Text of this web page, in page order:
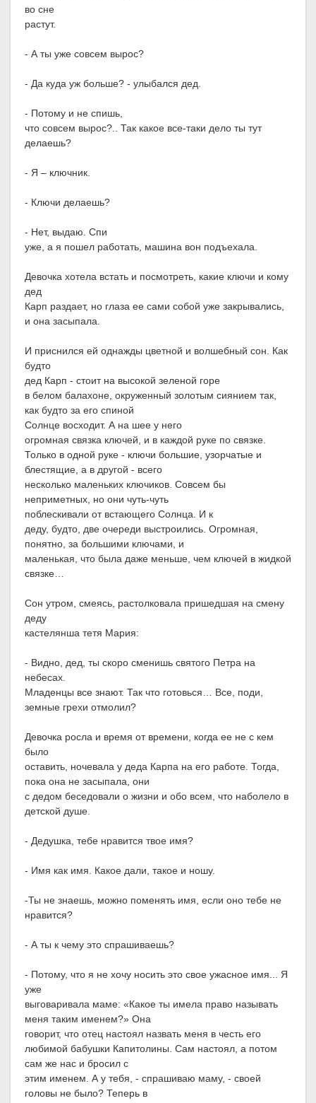
во сне
растут.
- А ты уже совсем вырос?
- Да куда уж больше? - улыбался дед.
- Потому и не спишь,
что совсем вырос?.. Так какое все-таки дело ты тут
делаешь?
- Я – ключник.
- Ключи делаешь?
- Нет, выдаю. Спи
уже, а я пошел работать, машина вон подъехала.
Девочка хотела встать и посмотреть, какие ключи и кому
дед
Карп раздает, но глаза ее сами собой уже закрывались,
и она засыпала.
И приснился ей однажды цветной и волшебный сон. Как
будто
дед Карп - стоит на высокой зеленой горе
в белом балахоне, окруженный золотым сиянием так,
как будто за его спиной
Солнце восходит. А на шее у него
огромная связка ключей, и в каждой руке по связке.
Только в одной руке - ключи большие, узорчатые и
блестящие, а в другой - всего
несколько маленьких ключиков. Совсем бы
неприметных, но они чуть-чуть
поблескивали от встающего Солнца. И к
деду, будто, две очереди выстроились. Огромная,
понятно, за большими ключами, и
маленькая, что была даже меньше, чем ключей в жидкой
связке…
Сон утром, смеясь, растолковала пришедшая на смену
деду
кастелянша тетя Мария:
- Видно, дед, ты скоро сменишь святого Петра на
небесах.
Младенцы все знают. Так что готовься… Все, поди,
земные грехи отмолил?
Девочка росла и время от времени, когда ее не с кем
было
оставить, ночевала у деда Карпа на его работе. Тогда,
пока она не засыпала, они
с дедом беседовали о жизни и обо всем, что наболело в
детской душе.
- Дедушка, тебе нравится твое имя?
- Имя как имя. Какое дали, такое и ношу.
-Ты не знаешь, можно поменять имя, если оно тебе не
нравится?
- А ты к чему это спрашиваешь?
- Потому, что я не хочу носить это свое ужасное имя... Я
уже
выговаривала маме: «Какое ты имела право называть
меня таким именем?» Она
говорит, что отец настоял назвать меня в честь его
любимой бабушки Капитолины. Сам настоял, а потом
сам же нас и бросил с
этим именем. А у тебя, - спрашиваю маму, - своей
головы не было? Теперь в